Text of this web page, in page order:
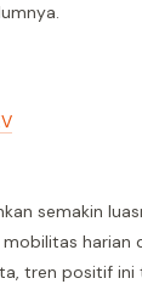
semakin
harian
tren positif ini